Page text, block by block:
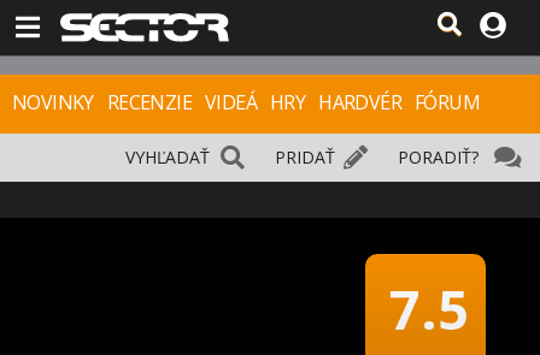
NOVINKY RECENZIE VIDEÁ HRY HARDVÉR FÓRUM
PORADIŤ?
PRIDAŤ
VYHĽADAŤ
7.5